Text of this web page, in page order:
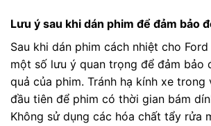
Lưu ý sau khi dán phim để đảm bảo
Sau khi dán phim cách nhiệt cho
một số lưu ý quan trọng để đảm bảo
quả của phim. Tránh hạ kính xe
đầu tiên để phim có thời gian bám
Không sử dụng các hóa chất tẩy rửa